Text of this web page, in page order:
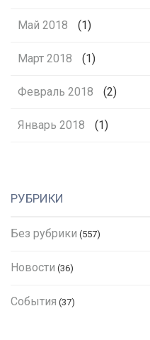
Май 2018 (1)
Март 2018 (1)
Февраль 2018 (2)
Январь 2018 (1)
РУБРИКИ
Без рубрики (557)
Новости (36)
События (37)